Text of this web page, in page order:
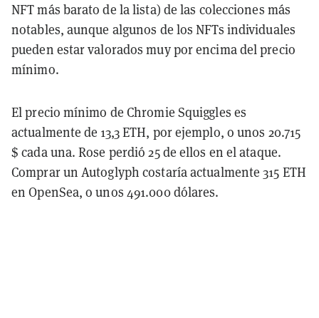
NFT más barato de la lista) de las colecciones más
notables, aunque algunos de los NFTs individuales
pueden estar valorados muy por encima del precio
mínimo.
El precio mínimo de Chromie Squiggles es
actualmente de 13,3 ETH, por ejemplo, o unos 20.715
$ cada una. Rose perdió 25 de ellos en el ataque.
Comprar un Autoglyph costaría actualmente 315 ETH
en OpenSea, o unos 491.000 dólares.